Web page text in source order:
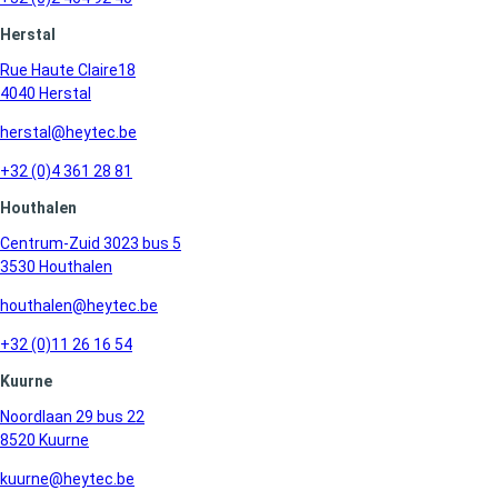
Herstal
Rue Haute Claire18
4040 Herstal
herstal@heytec.be
+32 (0)4 361 28 81
Houthalen
Centrum-Zuid 3023 bus 5
3530 Houthalen
houthalen@heytec.be
+32 (0)11 26 16 54
Kuurne
Noordlaan 29 bus 22
8520 Kuurne
kuurne@heytec.be